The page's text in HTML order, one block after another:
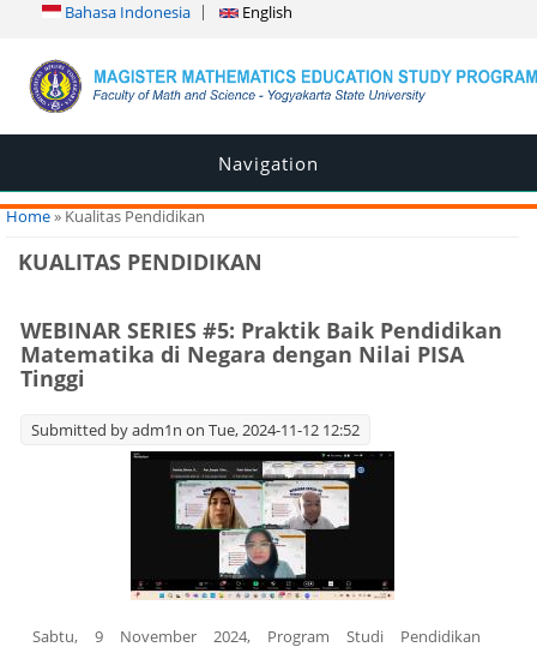
Bahasa Indonesia English
Navigation
You are here
Home» Kualitas Pendidikan
KUALITAS PENDIDIKAN
WEBINAR SERIES #5: Praktik Baik Pendidikan
Matematika di Negara dengan Nilai PISA
Tinggi
Submitted byadm1n on Tue, 2024-11-12 12:52
Sabtu, 9 November 2024, Program Studi Pendidikan